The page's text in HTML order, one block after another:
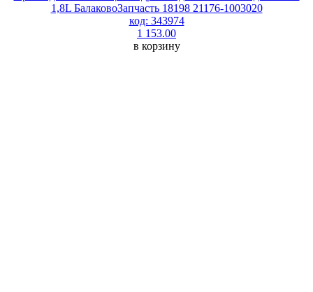
1,8L БалаковоЗапчасть 18198 21176-1003020
код: 343974
1 153.00
в корзину